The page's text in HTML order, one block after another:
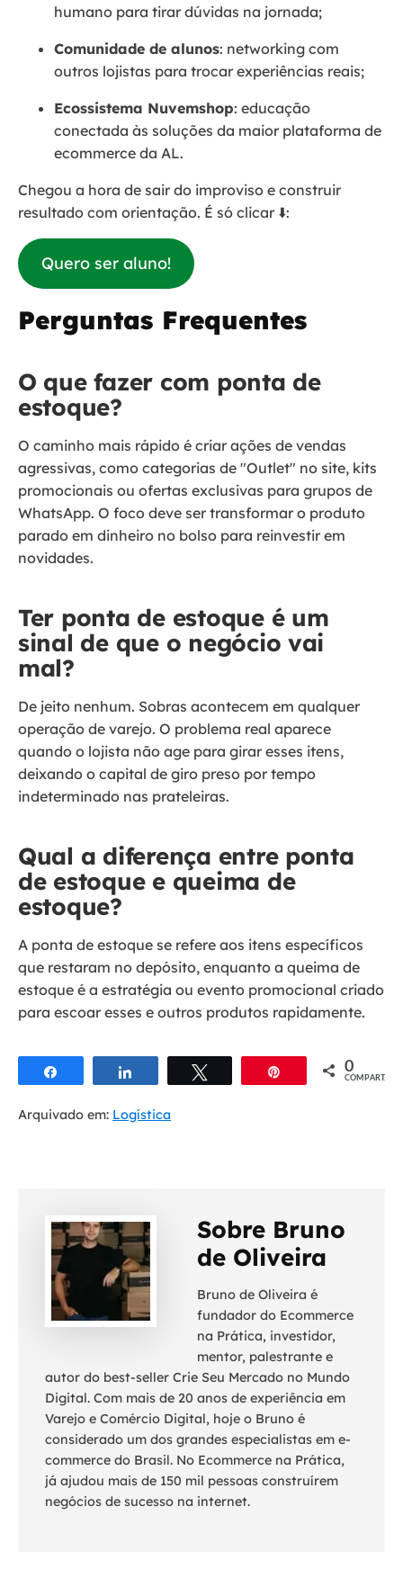
humano para tirar dúvidas na jornada;
Comunidade de alunos: networking com
outros lojistas para trocar experiências reais;
Ecossistema Nuvemshop: educação
conectada às soluções da maior plataforma de
ecommerce da AL.
Chegou a hora de sair do improviso e construir
resultado com orientação. É só clicar ⬇️:
Quero ser aluno!
Perguntas Frequentes
O que fazer com ponta de
estoque?
O caminho mais rápido é criar ações de vendas
agressivas, como categorias de "Outlet" no site, kits
promocionais ou ofertas exclusivas para grupos de
WhatsApp. O foco deve ser transformar o produto
parado em dinheiro no bolso para reinvestir em
novidades.
Ter ponta de estoque é um
sinal de que o negócio vai
mal?
De jeito nenhum. Sobras acontecem em qualquer
operação de varejo. O problema real aparece
quando o lojista não age para girar esses itens,
deixando o capital de giro preso por tempo
indeterminado nas prateleiras.
Qual a diferença entre ponta
de estoque e queima de
estoque?
A ponta de estoque se refere aos itens específicos
que restaram no depósito, enquanto a queima de
estoque é a estratégia ou evento promocional criado
para escoar esses e outros produtos rapidamente.
Compartilhar Compartilhar 0
COMPART.
Arquivado em: Logística
Sobre Bruno
de Oliveira
Bruno de Oliveira é
fundador do Ecommerce
na Prática, investidor,
mentor, palestrante e
autor do best-seller Crie Seu Mercado no Mundo
Digital. Com mais de 20 anos de experiência em
Varejo e Comércio Digital, hoje o Bruno é
considerado um dos grandes especialistas em e-
commerce do Brasil. No Ecommerce na Prática,
já ajudou mais de 150 mil pessoas construírem
negócios de sucesso na internet.